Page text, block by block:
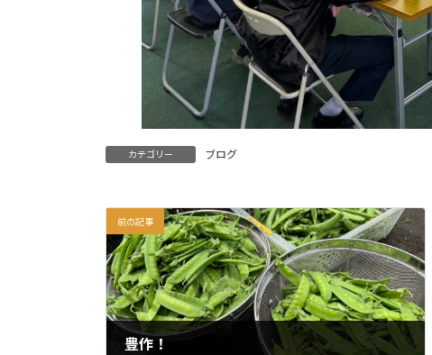
カテゴリー ブログ
前の記事
豊作！